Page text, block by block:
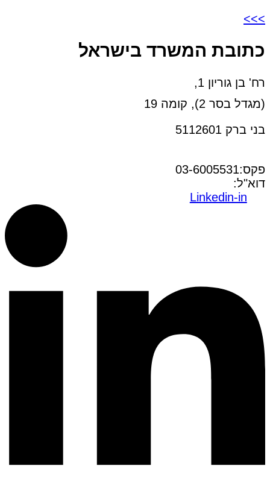
>>>
כתובת המשרד בישראל
רח' בן גוריון 1,
(מגדל בסר 2), קומה 19
בני ברק 5112601
פקס:03-6005531
דוא"ל:
Linkedin-in